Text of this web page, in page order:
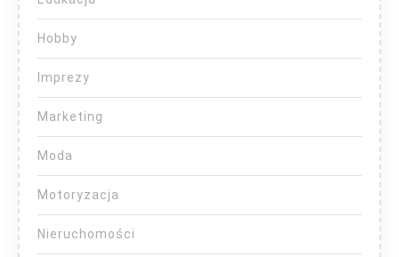
Hobby
Imprezy
Marketing
Moda
Motoryzacja
Nieruchomości